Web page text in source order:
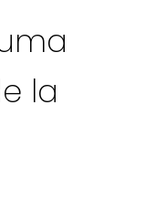
la